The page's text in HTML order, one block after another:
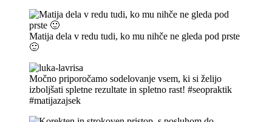
Matija dela v redu tudi, ko mu nihče ne gleda pod prste
🙂
Močno priporočamo sodelovanje vsem, ki si želijo
izboljšati spletne rezultate in spletno rast! #seopraktik
#matijazajsek